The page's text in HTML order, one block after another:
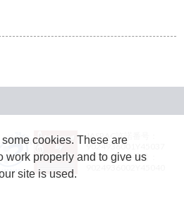
JASRAC許諾番号：
9024936001Y45037
JASRAC許諾番号：
cookies. These are
work properly and to give us
site is used.